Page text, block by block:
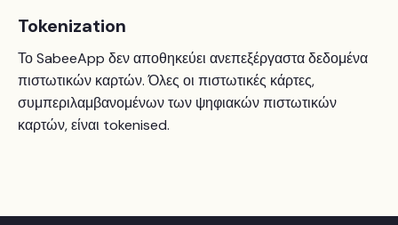
Tokenization
Το SabeeApp δεν αποθηκεύει ανεπεξέργαστα δεδομένα
πιστωτικών καρτών. Όλες οι πιστωτικές κάρτες,
συμπεριλαμβανομένων των ψηφιακών πιστωτικών
καρτών, είναι tokenised.